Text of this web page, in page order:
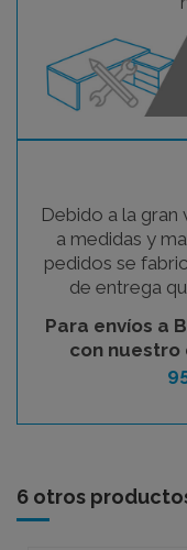
Debido a la
a medidas y
pedidos se
de entrega
Para envíos a
con
6 otros